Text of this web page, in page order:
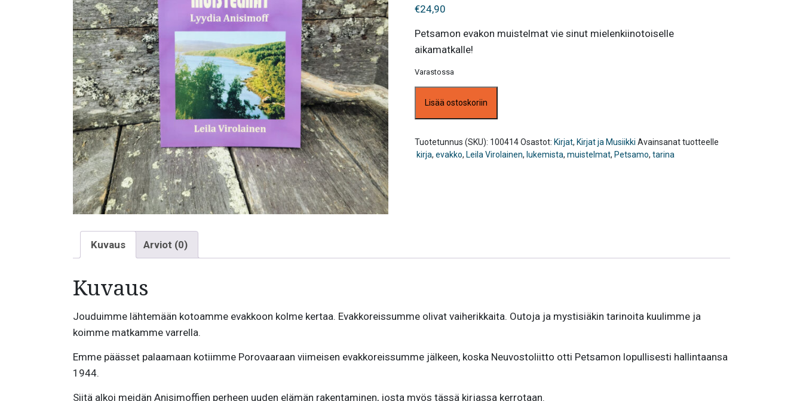
€24,90
Petsamon evakon muistelmat vie sinut mielenkiinotoiselle
aikamatkalle!
Varastossa
evakon
muistelmat,
Virolainen
määrä
Lisää ostoskoriin
Tuotetunnus (SKU): 100414Osastot: Kirjat, Kirjat ja Musiikki Avainsanat tuotteelle
kirja, evakko, Leila Virolainen, lukemista, muistelmat, Petsamo, tarina
Kuvaus Arviot (0)
Kuvaus
Jouduimme lähtemään kotoamme evakkoon kolme kertaa. Evakkoreissumme olivat vaiherikkaita. Outoja ja mystisiäkin tarinoita kuulimme ja
koimme matkamme varrella.
Emme päässet palaamaan kotiimme Porovaaraan viimeisen evakkoreissumme jälkeen, koska Neuvostoliitto otti Petsamon lopullisesti hallintaansa
1944.
Siitä alkoi meidän Anisimoffien perheen uuden elämän rakentaminen, josta myös tässä kirjassa kerrotaan.